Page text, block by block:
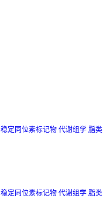
稳定同位素标记物 代谢组学 脂类
稳定同位素标记物 代谢组学 脂类